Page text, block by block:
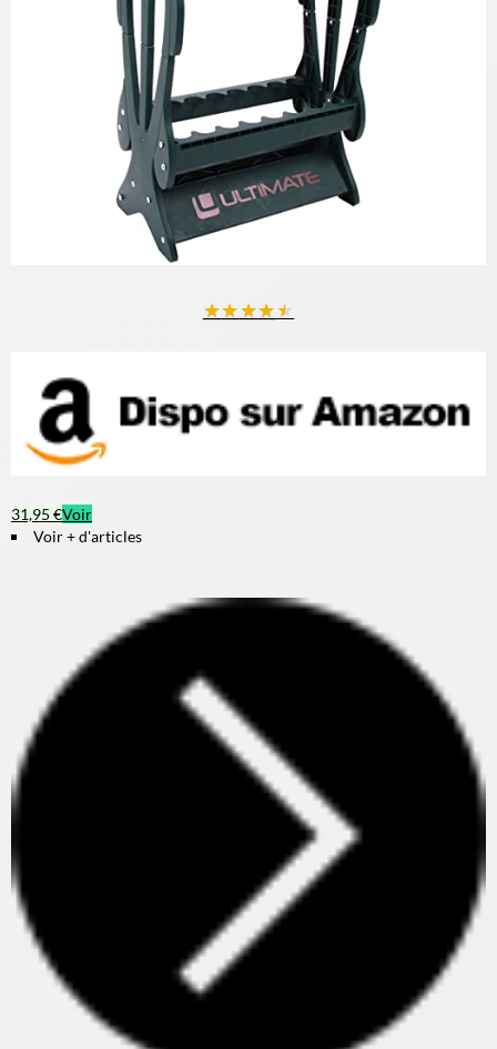
★★★★★
31,95 €Voir
Voir + d'articles